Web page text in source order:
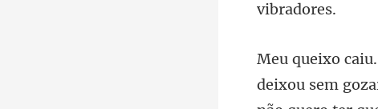
deixou sem